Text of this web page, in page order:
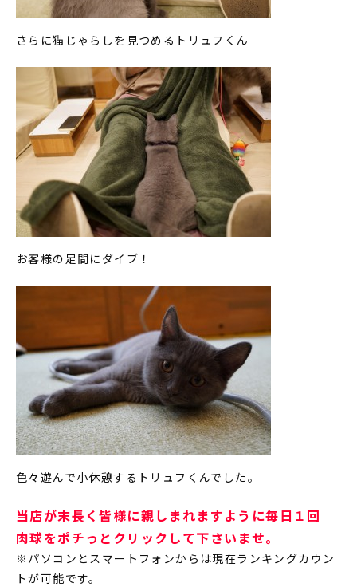
さらに猫じゃらしを見つめるトリュフくん
お客様の足間にダイブ！
色々遊んで小休憩するトリュフくんでした。
当店が末長く皆様に親しまれますように毎日１回
肉球をポチっとクリックして下さいませ。
※パソコンとスマートフォンからは現在ランキングカウン
トが可能です。